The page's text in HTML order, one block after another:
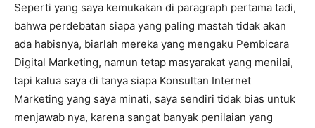
Seperti yang saya kemukakan di paragraph pertama tadi,
bahwa perdebatan siapa yang paling mastah tidak akan
ada habisnya, biarlah mereka yang mengaku Pembicara
Digital Marketing, namun tetap masyarakat yang menilai,
tapi kalua saya di tanya siapa Konsultan Internet
Marketing yang saya minati, saya sendiri tidak bias untuk
menjawab nya, karena sangat banyak penilaian yang